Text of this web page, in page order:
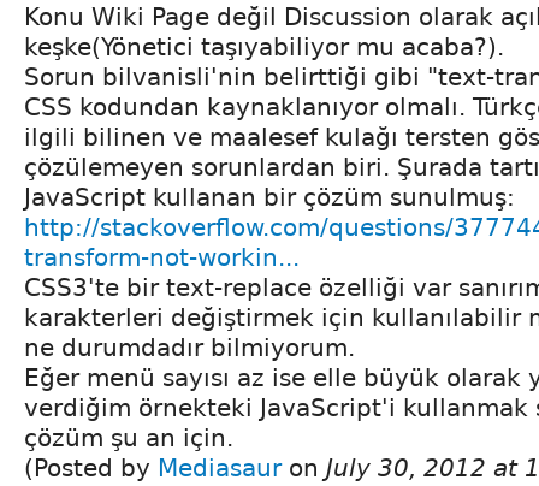
Konu Wiki Page değil Discussion olarak
keşke(Yönetici taşıyabiliyor mu acaba?).
Sorun bilvanisli'nin belirttiği gibi "text-
CSS kodundan kaynaklanıyor olmalı.
ilgili bilinen ve maalesef kulağı tersten
çözülemeyen sorunlardan biri. Şurada
JavaScript kullanan bir çözüm sunulmuş:
http://stackoverflow.com/questions/
transform-not-workin...
CSS3'te bir text-replace özelliği var
karakterleri değiştirmek için kullanılabilir
ne durumdadır bilmiyorum.
Eğer menü sayısı az ise elle büyük olarak
verdiğim örnekteki JavaScript'i kullanmak
çözüm şu an için.
(Posted by Mediasauron July 30, 2012 at